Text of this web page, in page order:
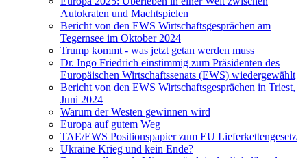
Autokraten und Machtspielen
Bericht von den EWS Wirtschaftsgesprächen am
Tegernsee im Oktober 2024
Trump kommt - was jetzt getan werden muss
Dr. Ingo Friedrich einstimmig zum Präsidenten des
Europäischen Wirtschaftssenats (EWS) wiedergewählt
Bericht von den EWS Wirtschaftsgesprächen in Triest,
Juni 2024
Warum der Westen gewinnen wird
Europa auf gutem Weg
TAE/EWS Positionspapier zum EU Lieferkettengesetz
Ukraine Krieg und kein Ende?